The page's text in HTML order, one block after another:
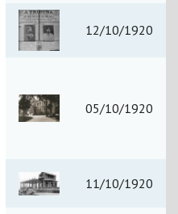
12/10/1920
05/10/1920
11/10/1920